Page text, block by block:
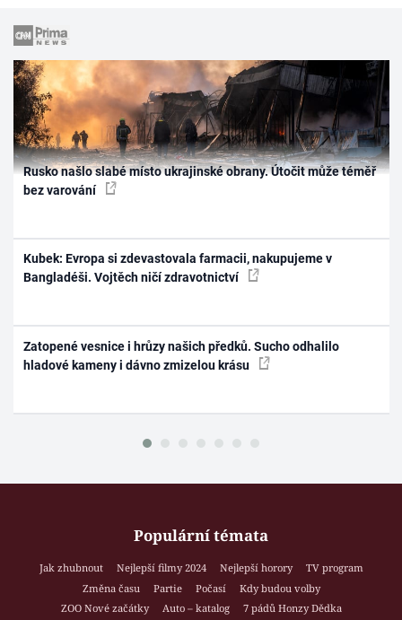
Rusko našlo slabé místo ukrajinské obrany. Útočit může téměř
bez varování
Kubek: Evropa si zdevastovala farmacii, nakupujeme v
Bangladéši. Vojtěch ničí zdravotnictví
Zatopené vesnice i hrůzy našich předků. Sucho odhalilo
hladové kameny i dávno zmizelou krásu
Populární témata
Jak zhubnout Nejlepší filmy 2024 Nejlepší horory
TV program
Změna času
Partie Počasí
Kdy budou volby
ZOO Nové začátky
Auto – katalog
7 pádů Honzy Dědka